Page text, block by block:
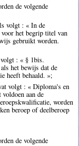
de volgende
volgt : « In de
het begrip titel van
gebruikt worden.
: « § 1bis.
het bewijs dat de
heeft behaald. »;
volgt : « Diploma's en
aan de
worden
beroep of deelberoep
de volgende